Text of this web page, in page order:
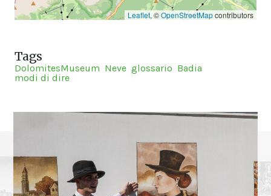
Leaflet, ©OpenStreetMapcontributors
Tags
DolomitesMuseum Neve glossario Badia
modi di dire